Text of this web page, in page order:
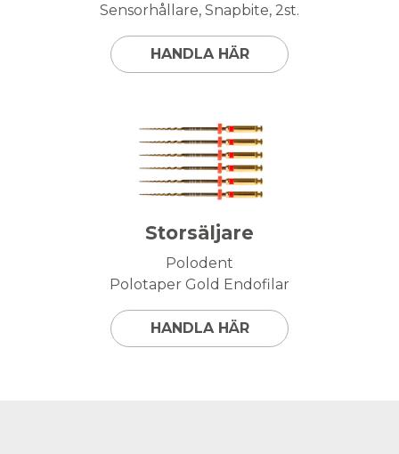
Sensorhållare, Snapbite, 2st.
HANDLA HÄR
Storsäljare
Polodent
Polotaper Gold Endofilar
HANDLA HÄR